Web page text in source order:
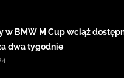
w BMW M Cup wciąż
dwa tygodnie